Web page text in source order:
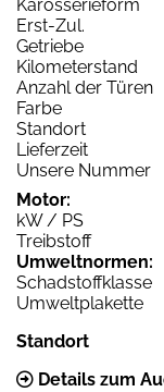
Karosserieform
Erst-Zul.
Getriebe
Kilometerstand
Anzahl der Türen
Farbe
Standort
Lieferzeit
Unsere Nummer
Motor:
kW / PS
Treibstoff
Umweltnormen:
Schadstoffklasse
Umweltplakette
Standort
Details zum